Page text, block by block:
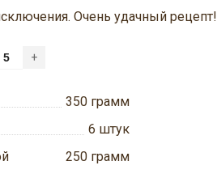
Очень удачный рецепт!
+
350 грамм
6 штук
250 грамм